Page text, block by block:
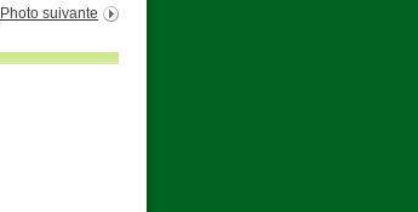
Photo suivante